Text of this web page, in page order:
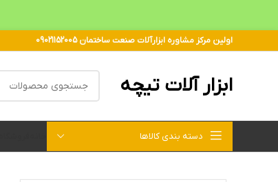
اولین مرکز مشاوره ابزارآلات صنعت ساختمان 09021152005
ابزار آلات تیچه
دسته بندی کالاها